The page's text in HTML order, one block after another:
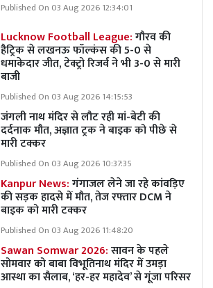
Published On 03 Aug 2026 12:34:01
Lucknow Football League:गौरव की
हैट्रिक से लखनऊ फॉल्कंस की 5-0 से
धमाकेदार जीत, टेक्ट्रो रिजर्व ने भी 3-0 से मारी
बाजी
Published On 03 Aug 2026 14:15:53
जंगली नाथ मंदिर से लौट रही मां-बेटी की
दर्दनाक मौत, अज्ञात ट्रक ने बाइक को पीछे से
मारी टक्कर
Published On 03 Aug 2026 10:37:35
Kanpur News:गंगाजल लेने जा रहे कांवड़िए
की सड़क हादसे में मौत, तेज रफ्तार DCM ने
बाइक को मारी टक्कर
Published On 03 Aug 2026 11:48:20
Sawan Somwar 2026:सावन के पहले
सोमवार को बाबा विभूतिनाथ मंदिर में उमड़ा
आस्था का सैलाब, ‘हर-हर महादेव’ से गूंजा परिसर